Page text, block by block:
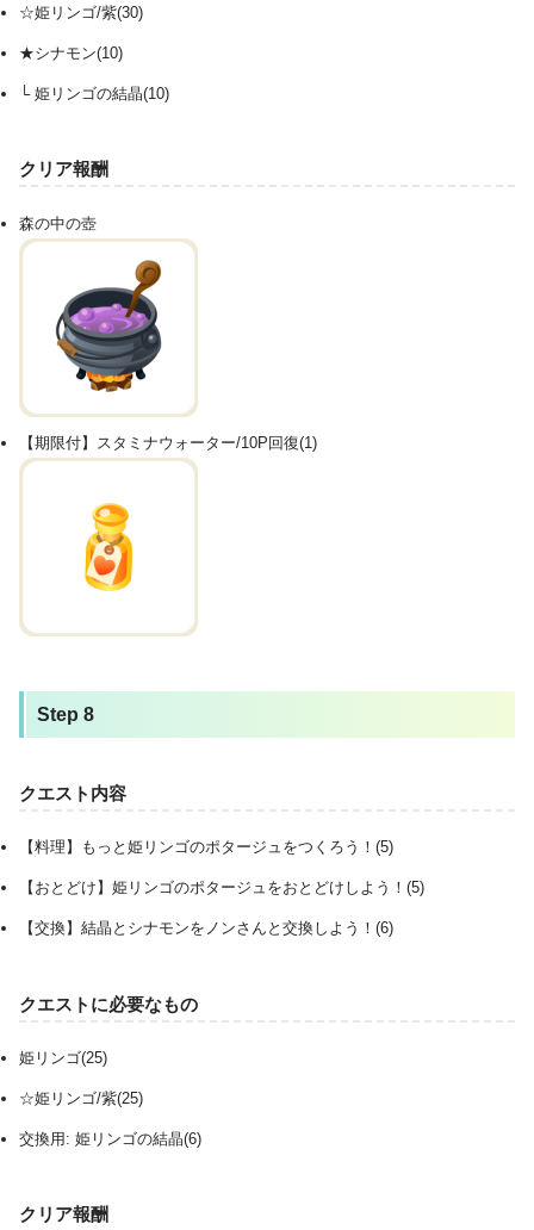
☆姫リンゴ/紫(30)
★シナモン(10)
└ 姫リンゴの結晶(10)
クリア報酬
森の中の壺
【期限付】スタミナウォーター/10P回復(1)
Step 8
クエスト内容
【料理】もっと姫リンゴのポタージュをつくろう！(5)
【おとどけ】姫リンゴのポタージュをおとどけしよう！(5)
【交換】結晶とシナモンをノンさんと交換しよう！(6)
クエストに必要なもの
姫リンゴ(25)
☆姫リンゴ/紫(25)
交換用: 姫リンゴの結晶(6)
クリア報酬